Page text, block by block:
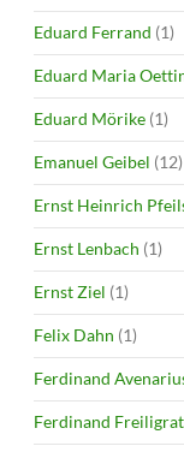
Eduard Ferrand (1)
Eduard Maria
Eduard Mörike (1)
Emanuel Geibel (12)
Ernst Heinrich
Ernst Lenbach (1)
Ernst Ziel (1)
Felix Dahn (1)
Ferdinand
Ferdinand